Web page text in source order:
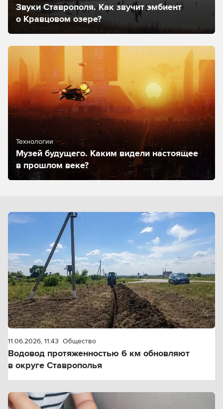
Звуки Ставрополя. Как звучит эмбиент
о Кравцовом озере?
Технологии
Музей будущего. Каким видели настоящее
в прошлом веке?
11.06.2026, 11:43 Общество
Водовод протяженностью 6 км обновляют
в округе Ставрополья